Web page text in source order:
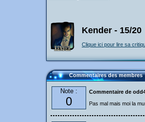
Kender - 15/20
Clique ici pour lire sa
Commentaires des membres
Note :
0
Commentaire de
Pas mal mais moi la